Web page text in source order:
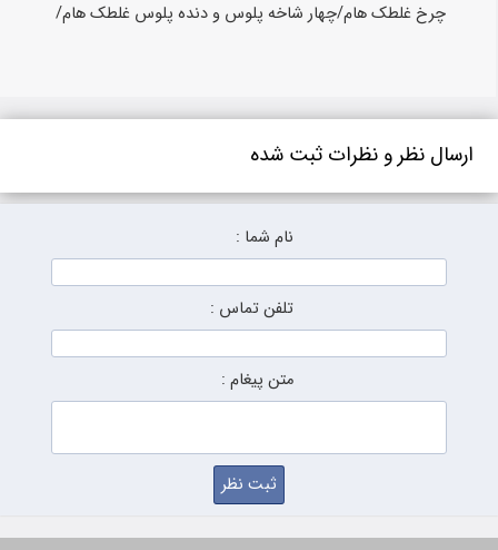
ارسال نظر و نظرات ثبت شده
نام شما :
تلفن تماس :
متن پیغام :